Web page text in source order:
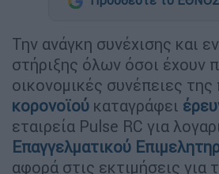
Την ανάγκη συνέχισης και
στήριξης όλων όσοι έχουν
οικονομικές συνέπειες
κορονοϊού καταγράφει
εταιρεία Pulse RC για
Επαγγελματικού
αφορά στις εκτιμήσεις για